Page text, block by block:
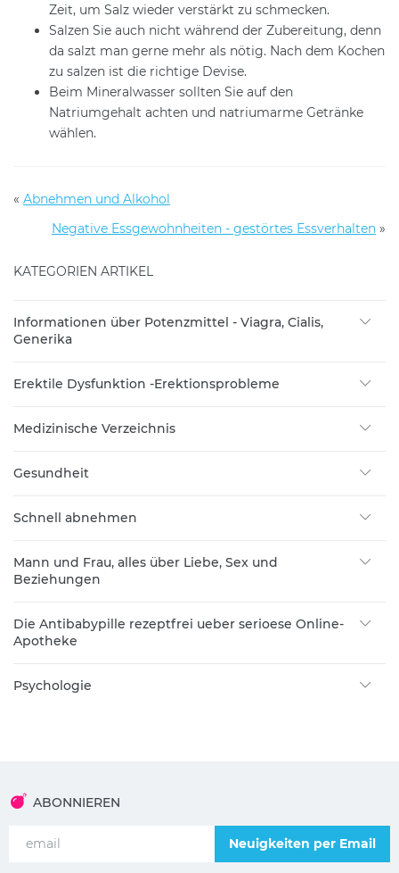
Zeit, um Salz wieder verstärkt zu schmecken.
Salzen Sie auch nicht während der Zubereitung, denn
da salzt man gerne mehr als nötig. Nach dem Kochen
zu salzen ist die richtige Devise.
Beim Mineralwasser sollten Sie auf den
Natriumgehalt achten und natriumarme Getränke
wählen.
« Abnehmen und Alkohol
Negative Essgewohnheiten - gestörtes Essverhalten »
KATEGORIEN ARTIKEL
Informationen über Potenzmittel - Viagra, Cialis,
Generika
Erektile Dysfunktion -Erektionsprobleme
Medizinische Verzeichnis
Gesundheit
Schnell abnehmen
Mann und Frau, alles über Liebe, Sex und
Beziehungen
Die Antibabypille rezeptfrei ueber serioese Online-
Apotheke
Psychologie
ABONNIEREN
Neuigkeiten per Email